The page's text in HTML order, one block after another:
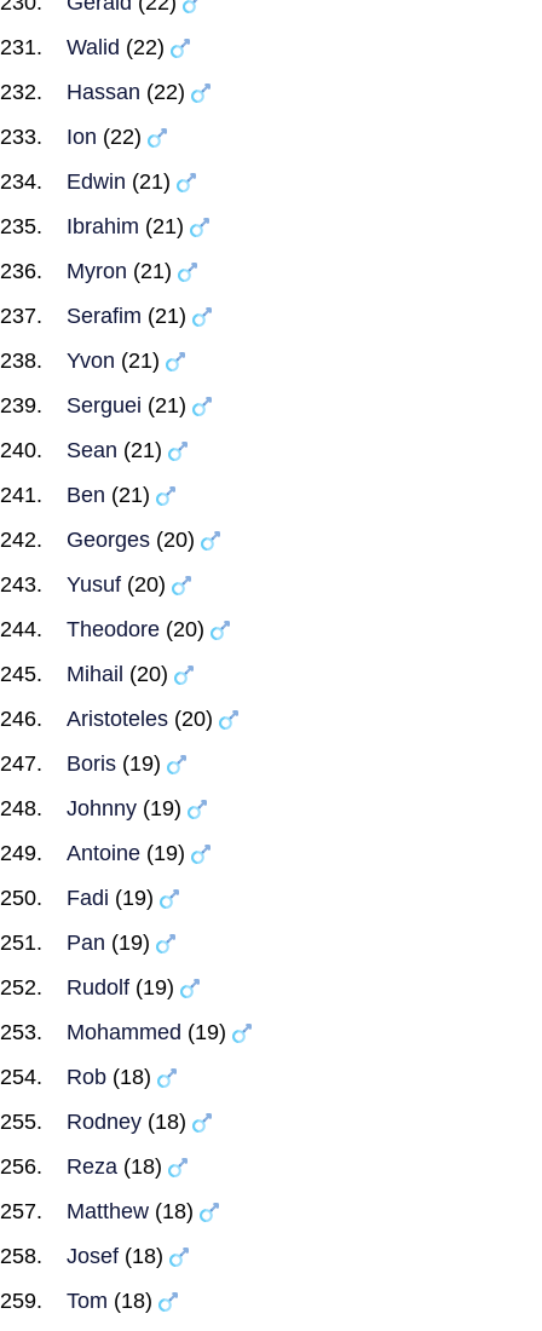
Walid (22)
Hassan (22)
Ion (22)
Edwin (21)
Ibrahim (21)
Myron (21)
Serafim (21)
Yvon (21)
Serguei (21)
Sean (21)
Ben (21)
Georges (20)
Yusuf (20)
Theodore (20)
Mihail (20)
Aristoteles (20)
Boris (19)
Johnny (19)
Antoine (19)
Fadi (19)
Pan (19)
Rudolf (19)
Mohammed (19)
Rob (18)
Rodney (18)
Reza (18)
Matthew (18)
Josef (18)
Tom (18)